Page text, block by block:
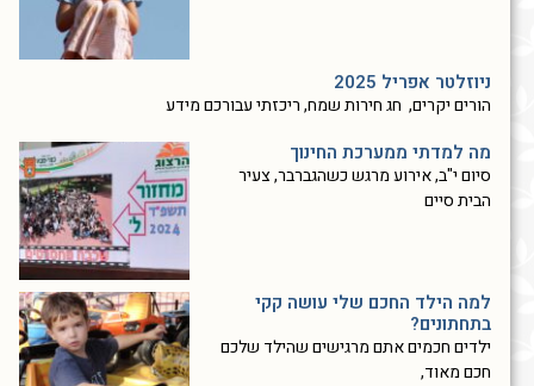
ניוזלטר אפריל 2025
הורים יקרים, חג חירות שמח, ריכזתי עבורכם מידע
מה למדתי ממערכת החינוך
סיום י"ב, אירוע מרגש כשהגברבר, צעיר
הבית סיים
למה הילד החכם שלי עושה קקי
בתחתונים?
ילדים חכמים אתם מרגישים שהילד שלכם
חכם מאוד,